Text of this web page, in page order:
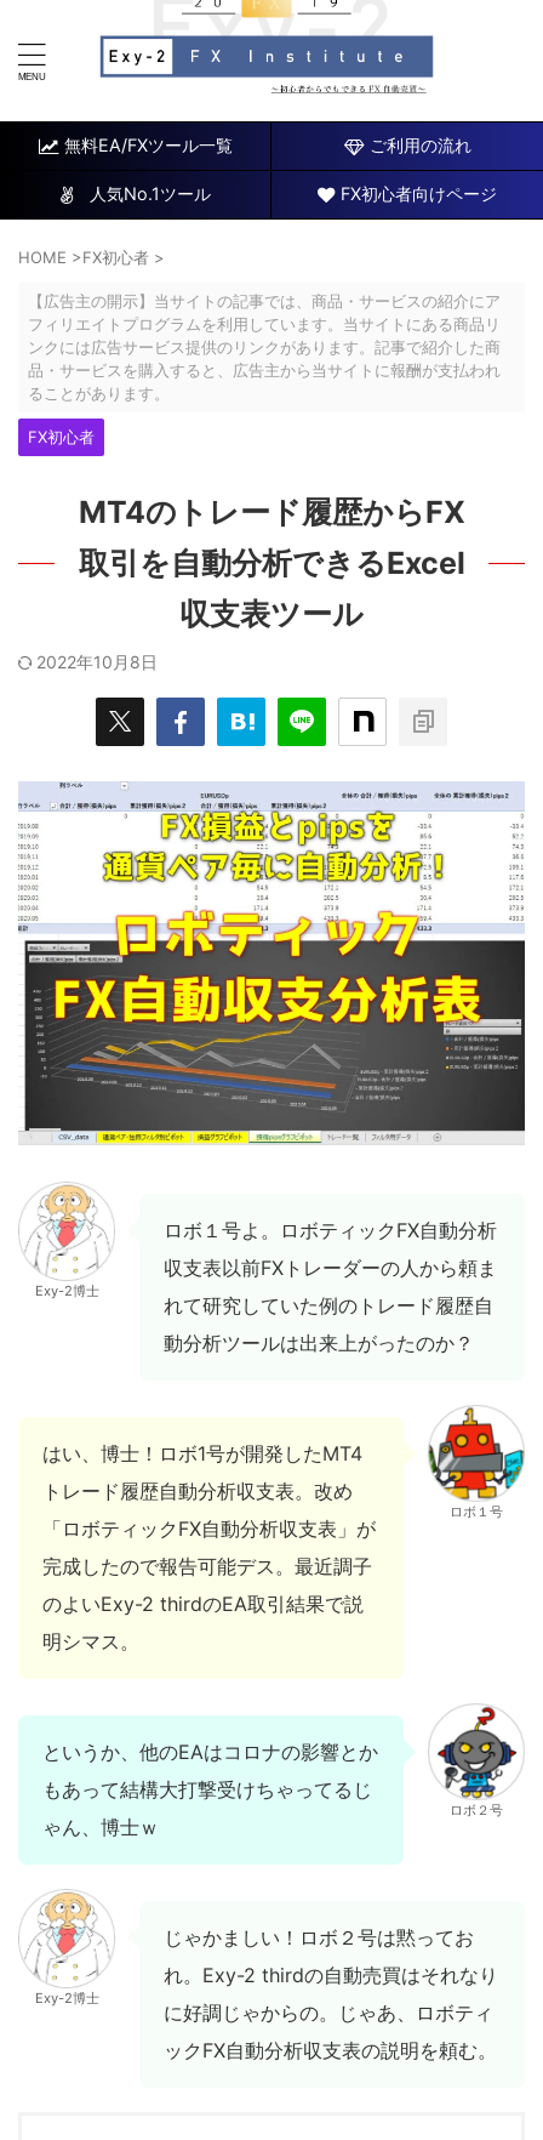
無料EA/FXツール一覧 ご利用の流れ
人気No.1ツール FX初心者向けページ
HOME >FX初心者 >
【広告主の開示】当サイトの記事では、商品・サービスの紹介にア
フィリエイトプログラムを利用しています。当サイトにある商品リ
ンクには広告サービス提供のリンクがあります。記事で紹介した商
品・サービスを購入すると、広告主から当サイトに報酬が支払われ
ることがあります。
FX初心者
MT4のトレード履歴からFX
取引を自動分析できるExcel
収支表ツール
2022年10月8日
Exy-2博士
ロボ１号よ。ロボティックFX自動分析
収支表以前FXトレーダーの人から頼ま
れて研究していた例のトレード履歴自
動分析ツールは出来上がったのか？
はい、博士！ロボ1号が開発したMT4
トレード履歴自動分析収支表。改め
「ロボティックFX自動分析収支表」が
完成したので報告可能デス。最近調子
のよいExy-2 thirdのEA取引結果で説
明シマス。
ロボ１号
というか、他のEAはコロナの影響とか
もあって結構大打撃受けちゃってるじ
ゃん、博士ｗ
ロボ２号
Exy-2博士
じゃかましい！ロボ２号は黙ってお
れ。Exy-2 thirdの自動売買はそれなり
に好調じゃからの。じゃあ、ロボティ
ックFX自動分析収支表の説明を頼む。